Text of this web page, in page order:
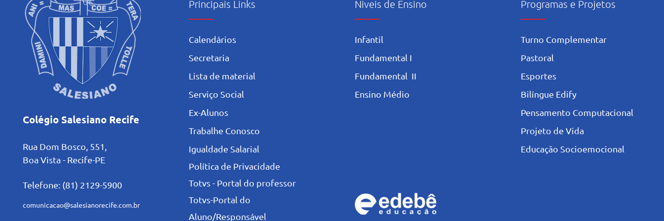
Colégio Salesiano Recife
Rua Dom Bosco, 551,
Boa Vista - Recife-PE
Telefone: (81) 2129-5900
comunicacao@salesianorecife.com.br
Principais Links
Calendários
Secretaria
L ista de material
Serviço Social
Ex-Alunos
Trabalhe Conosco
Igualdade Salarial
Política de Privacidade
Totvs - Portal do professor
Totvs-Portal do
Aluno/Responsável
Niveis de Ensino
Infantil
Fundamental I
Fundamental II
Ensino Médio
Programas e Projetos
Turno Complementar
Pastoral
Esportes
Bilíngue Edify
Pensamento Computacional
Projeto de Vida
Educação Socioemocional